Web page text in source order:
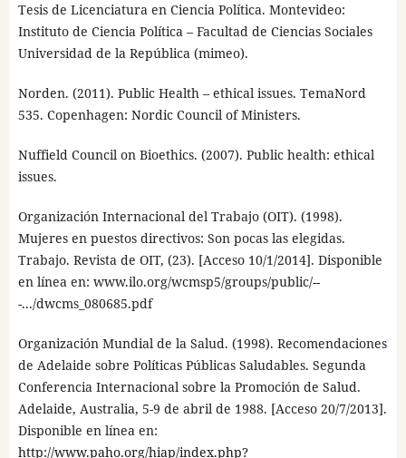
Tesis de Licenciatura en Ciencia Política. Montevideo:
Instituto de Ciencia Política – Facultad de Ciencias Sociales
Universidad de la República (mimeo).
Norden. (2011). Public Health – ethical issues. TemaNord
535. Copenhagen: Nordic Council of Ministers.
Nuffield Council on Bioethics. (2007). Public health: ethical
issues.
Organización Internacional del Trabajo (OIT). (1998).
Mujeres en puestos directivos: Son pocas las elegidas.
Trabajo. Revista de OIT, (23). [Acceso 10/1/2014]. Disponible
en línea en: www.ilo.org/wcmsp5/groups/public/--
-.../dwcms_080685.pdf
Organización Mundial de la Salud. (1998). Recomendaciones
de Adelaide sobre Políticas Públicas Saludables. Segunda
Conferencia Internacional sobre la Promoción de Salud.
Adelaide, Australia, 5-9 de abril de 1988. [Acceso 20/7/2013].
Disponible en línea en:
http://www.paho.org/hiap/index.php?